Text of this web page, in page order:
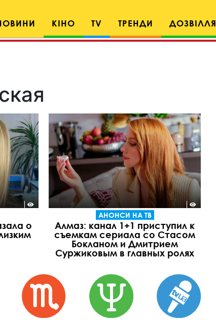
КІНО TV ТРЕНДИ ДОЗВІЛЛЯ
о
АНОНСИ НА ТВ
Алмаз: канал 1+1 приступил к
съемкам сериала со Стасом
Бокланом и Дмитрием
Суржиковым в главных ролях